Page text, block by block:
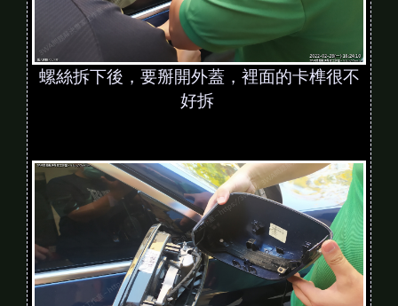
螺絲拆下後，要掰開外蓋，裡面的卡榫很不
好拆